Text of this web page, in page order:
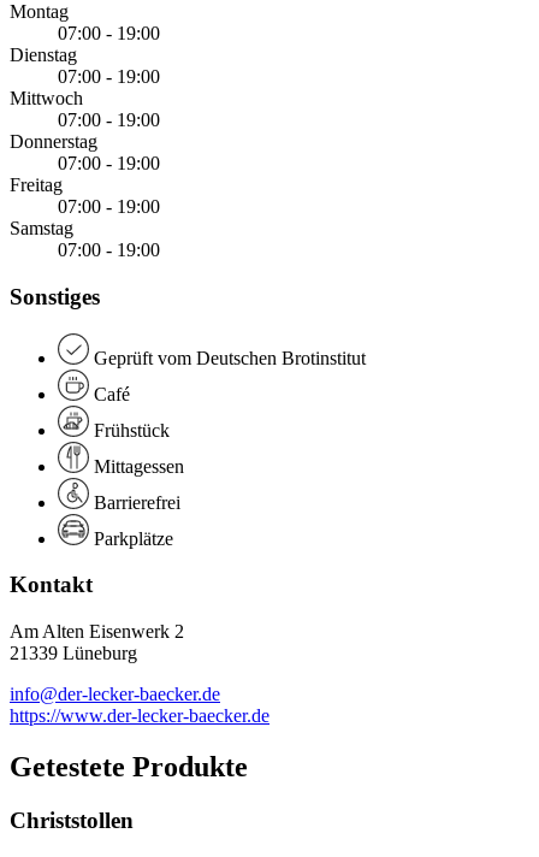
Montag
07:00 - 19:00
Dienstag
07:00 - 19:00
Mittwoch
07:00 - 19:00
Donnerstag
07:00 - 19:00
Freitag
07:00 - 19:00
Samstag
07:00 - 19:00
Sonstiges
Geprüft vom Deutschen Brotinstitut
Café
Frühstück
Mittagessen
Barrierefrei
Parkplätze
Kontakt
Am Alten Eisenwerk 2
21339 Lüneburg
info@der-lecker-baecker.de
https://www.der-lecker-baecker.de
Getestete Produkte
Christstollen